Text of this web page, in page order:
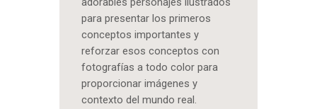
para presentar los primeros
conceptos importantes y
reforzar esos conceptos con
fotografías a todo color para
proporcionar imágenes y
contexto del mundo real.